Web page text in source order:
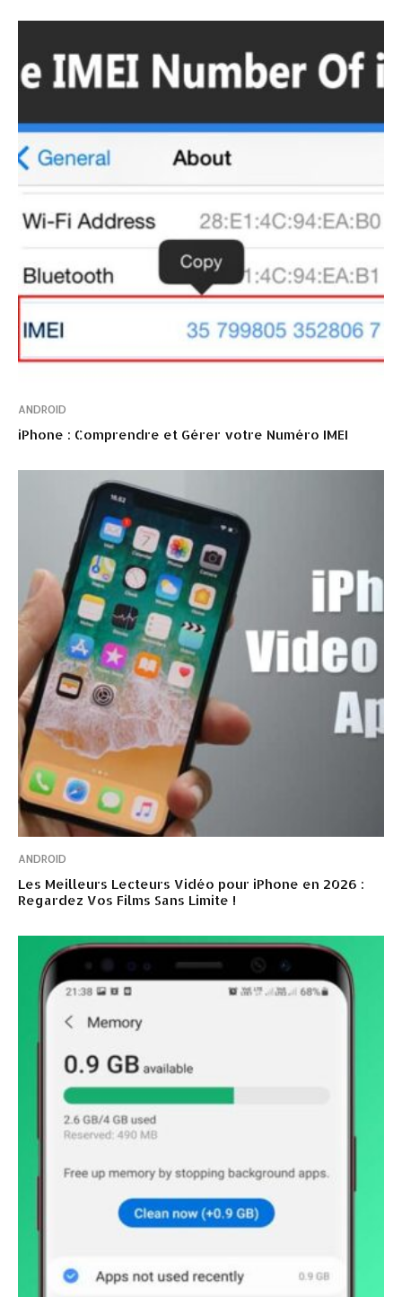
ANDROID
iPhone : Comprendre et Gérer votre Numéro IMEI
ANDROID
Les Meilleurs Lecteurs Vidéo pour iPhone en 2026 :
Regardez Vos Films Sans Limite !